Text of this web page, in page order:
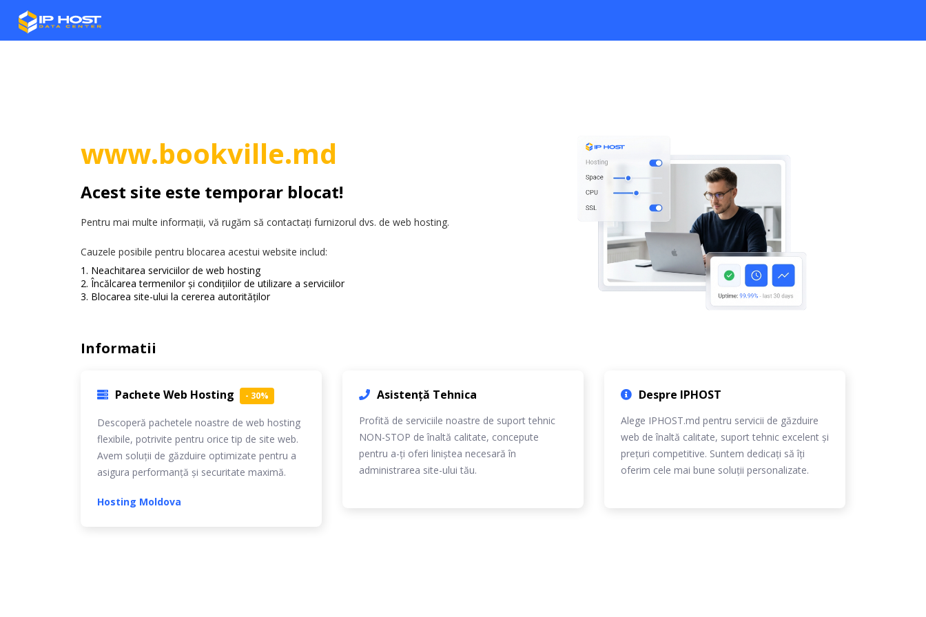
www.bookville.md
Acest site este temporar blocat!
Pentru mai multe informații, vă rugăm să contactați furnizorul dvs. de web hosting.
Cauzele posibile pentru blocarea acestui website includ:
Neachitarea serviciilor de web hosting
Încălcarea termenilor și condițiilor de utilizare a serviciilor
Blocarea site-ului la cererea autorităților
Informatii
Pachete Web Hosting - 30%
Descoperă pachetele noastre de web hosting
flexibile, potrivite pentru orice tip de site web.
Avem soluții de găzduire optimizate pentru a
asigura performanță și securitate maximă.
Hosting Moldova
Asistență Tehnica
Profită de serviciile noastre de suport tehnic
NON-STOP de înaltă calitate, concepute
pentru a-ți oferi liniștea necesară în
administrarea site-ului tău.
Despre IPHOST
Alege IPHOST.md pentru servicii de găzduire
web de înaltă calitate, suport tehnic excelent și
prețuri competitive. Suntem dedicați să îți
oferim cele mai bune soluții personalizate.